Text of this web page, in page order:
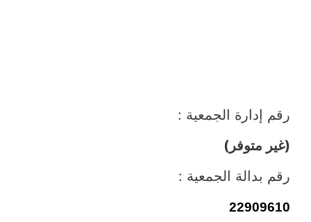
رقم إدارة الجمعية :
(غير متوفر)
رقم بدالة الجمعية :
22909610